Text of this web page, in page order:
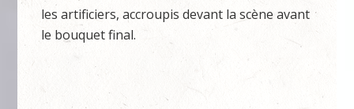
les artificiers, accroupis devant la scène avant
le bouquet final.